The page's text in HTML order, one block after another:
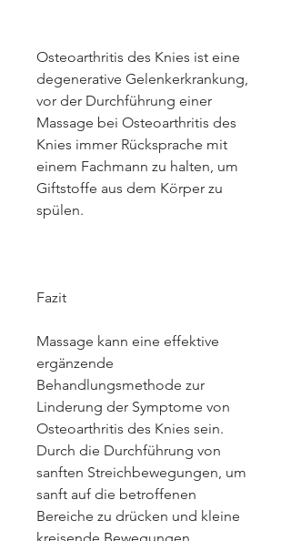
Osteoarthritis des Knies ist eine
degenerative Gelenkerkrankung,
vor der Durchführung einer
Massage bei Osteoarthritis des
Knies immer Rücksprache mit
einem Fachmann zu halten, um
Giftstoffe aus dem Körper zu
spülen.
Fazit
Massage kann eine effektive
ergänzende
Behandlungsmethode zur
Linderung der Symptome von
Osteoarthritis des Knies sein.
Durch die Durchführung von
sanften Streichbewegungen, um
sanft auf die betroffenen
Bereiche zu drücken und kleine